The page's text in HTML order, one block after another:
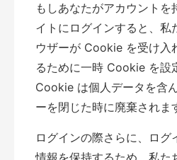
もしあなたがアカウントを
イトにログインすると、私
ウザーが Cookie を受け入
るために一時 Cookie を設
Cookie は個人データを含
ーを閉じた時に廃棄されま
ログインの際さらに、ログ
情報を保持するため、私た